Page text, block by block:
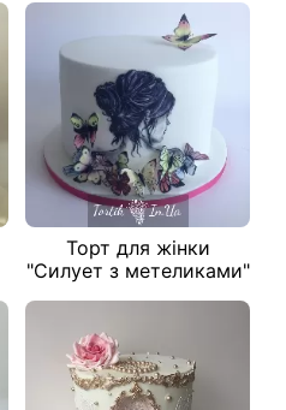
Торт для жінки
"Силует з метеликами"